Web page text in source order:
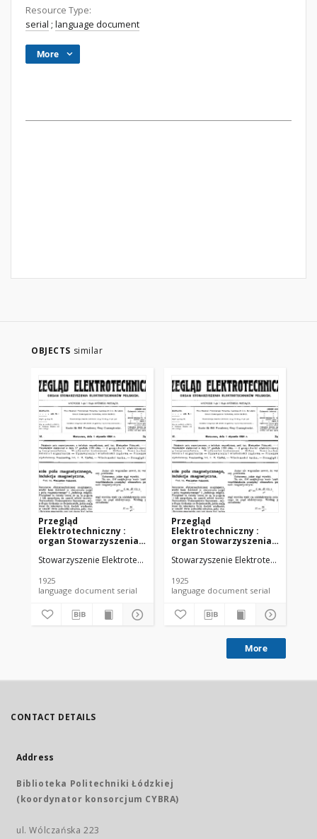
Resource Type:
serial ; language document
More
OBJECTS similar
Przegląd
Elektrotechniczny :
organ Stowarzyszenia
Polskich R. VII z. 22
Stowarzyszenie Elektrotechników Polskich.
1925
language document serial
Przegląd
Elektrotechniczny :
organ Stowarzyszenia
Polskich R. VII z. 23
Stowarzyszenie Elektrotechników
1925
language document serial
More
CONTACT DETAILS
Address
Biblioteka Politechniki Łódzkiej
(koordynator konsorcjum CYBRA)
ul. Wólczańska 223